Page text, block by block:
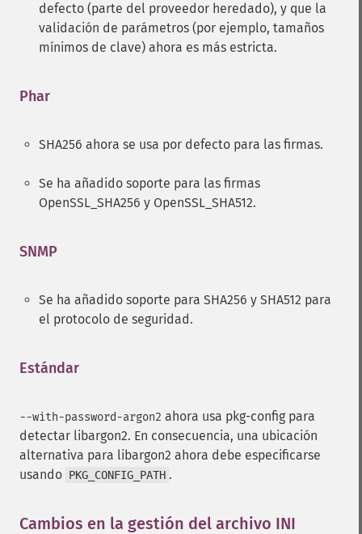
defecto (parte del proveedor heredado), y que la
validación de parámetros (por ejemplo, tamaños
mínimos de clave) ahora es más estricta.
Phar
SHA256 ahora se usa por defecto para las firmas.
Se ha añadido soporte para las firmas
OpenSSL_SHA256 y OpenSSL_SHA512.
SNMP
Se ha añadido soporte para SHA256 y SHA512 para
el protocolo de seguridad.
Estándar
--with-password-argon2 ahora usa pkg-config para
detectar libargon2. En consecuencia, una ubicación
alternativa para libargon2 ahora debe especificarse
usando PKG_CONFIG_PATH .
Cambios en la gestión del archivo INI